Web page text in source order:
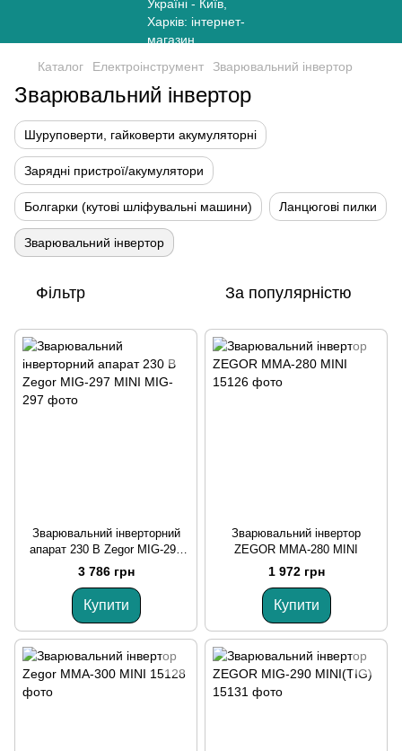
Каталог Електроінструмент Зварювальний інвертор
Зварювальний інвертор
Шуруповерти, гайковерти акумуляторні
Зарядні пристрої/акумулятори
Болгарки (кутові шліфувальні машини) Ланцюгові пилки
Зварювальний інвертор
Фільтр За популярністю
Зварювальний інверторний
апарат 230 В Zegor MIG-297
MINI
3 786 грн
Купити
Зварювальний інвертор
ZEGOR MMA-280 MINI
1 972 грн
Купити